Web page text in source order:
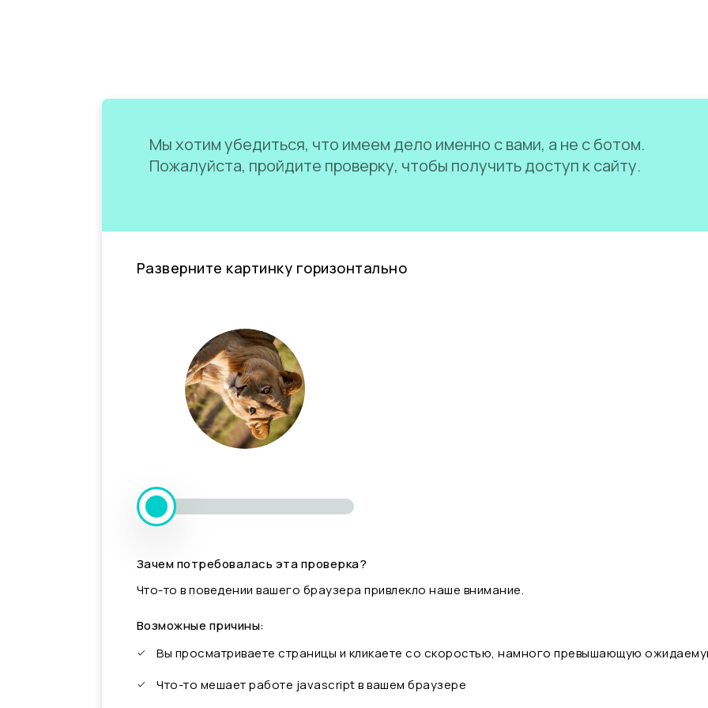
Мы хотим убедиться, что имеем дело именно с вами, а не с ботом.
Пожалуйста, пройдите проверку, чтобы получить доступ к сайту.
Разверните картинку горизонтально
Зачем потребовалась эта проверка?
Что-то в поведении вашего браузера привлекло наше внимание.
Возможные причины:
Вы просматриваете страницы и кликаете со скоростью, намного превышающую
Что-то мешает работе javascript в вашем браузере